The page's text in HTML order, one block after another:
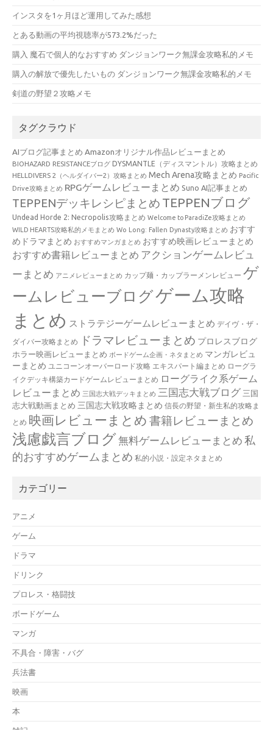
インスタを1ヶ月ほど運用してみた感想
とある動画の平均視聴率が573.2%だった
購入 魔石で個人的なおすすめ ダンジョンワーク無課金攻略私的メモ
購入の解放で優先したいもの ダンジョンワーク無課金攻略私的メモ
剣道の野望２攻略メモ
タグクラウド
AIブログ記事まとめ Amazonオリジナル作品レビューまとめ
BIOHAZARD RESISTANCEブログ DYSMANTLE（ディスマントル）攻略まとめ
HELLDIVERS 2（ヘルダイバー2）攻略まとめ Mech Arena攻略まとめ Pacific
Drive攻略まとめ RPGゲームレビューまとめ Suno AI記事まとめ
TEPPENデッキレシピまとめ TEPPENブログ
Undead Horde 2: Necropolis攻略まとめ Welcome to ParadiZe攻略まとめ
WILD HEARTS攻略私的メモまとめ Wo Long: Fallen Dynasty攻略まとめ おすす
めドラマまとめ おすすめマンガまとめ おすすめ映画レビューまとめ
おすすめ書籍レビューまとめ アクションゲームレビュ
ーまとめ アニメレビューまとめ カップ麺・カップラーメンレビュー ゲ
ームレビューブログゲーム攻略
まとめ ストラテジーゲームレビューまとめ デイヴ・ザ・
ダイバー攻略まとめ ドラマレビューまとめ プロレスブログ
ホラー映画レビューまとめ ボードゲーム企画・ネタまとめ マンガレビュ
ーまとめ ユニコーンオーバーロード攻略 エキスパート編まとめ ローグラ
イクデッキ構築カードゲームレビューまとめ ローグライク系ゲーム
レビューまとめ 三国志大戦デッキまとめ 三国志大戦ブログ 三国
志大戦動画まとめ 三国志大戦攻略まとめ 信長の野望・新生私的攻略ま
とめ 映画レビューまとめ 書籍レビューまとめ
浅慮戯言ブログ無料ゲームレビューまとめ 私
的おすすめゲームまとめ 私的小説・設定ネタまとめ
カテゴリー
アニメ
ゲーム
ドラマ
ドリンク
プロレス・格闘技
ボードゲーム
マンガ
不具合・障害・バグ
兵法書
映画
本